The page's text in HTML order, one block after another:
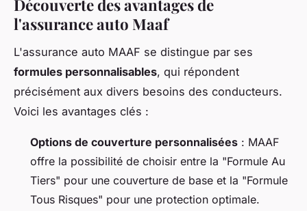
Découverte des avantages de
l'assurance auto Maaf
L'assurance auto MAAF se distingue par ses
formules personnalisables, qui répondent
précisément aux divers besoins des conducteurs.
Voici les avantages clés :
Options de couverture personnalisées : MAAF
offre la possibilité de choisir entre la "Formule Au
Tiers" pour une couverture de base et la "Formule
Tous Risques" pour une protection optimale.